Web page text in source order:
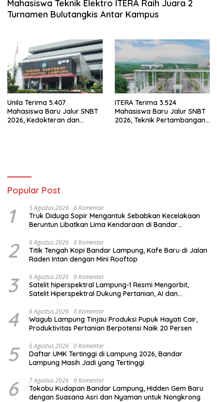
Mahasiswa Teknik Elektro ITERA Raih Juara 2
Turnamen Bulutangkis Antar Kampus
Unila Terima 5.407
Mahasiswa Baru Jalur SNBT
2026, Kedokteran dan
ITERA Terima 3.524
Mahasiswa Baru Jalur SNBT
2026, Teknik Pertambangan
Popular Post
1 5 Agustus 2026 0 Komentar
Truk Diduga Sopir Mengantuk Sebabkan Kecelakaan
Beruntun Libatkan Lima Kendaraan di Bandar
2 6 Agustus 2026 0 Komentar
Titik Tengah Kopi Bandar Lampung, Kafe Baru di Jalan
Raden Intan dengan Mini Rooftop
3 6 Agustus 2026 0 Komentar
Satelit hiperspektral Lampung-1 Resmi Mengorbit,
Satelit Hiperspektral Dukung Pertanian, AI dan
4 6 Agustus 2026 0 Komentar
Wagub Lampung Tinjau Produksi Pupuk Hayati Cair,
Produktivitas Pertanian Berpotensi Naik 20 Persen
5 6 Agustus 2026 0 Komentar
Daftar UMK Tertinggi di Lampung 2026, Bandar
Lampung Masih Jadi yang Tertinggi
6 7 Agustus 2026 0 Komentar
Tokobu Kudapan Bandar Lampung, Hidden Gem Baru
dengan Suasana Asri dan Nyaman untuk Nongkrong